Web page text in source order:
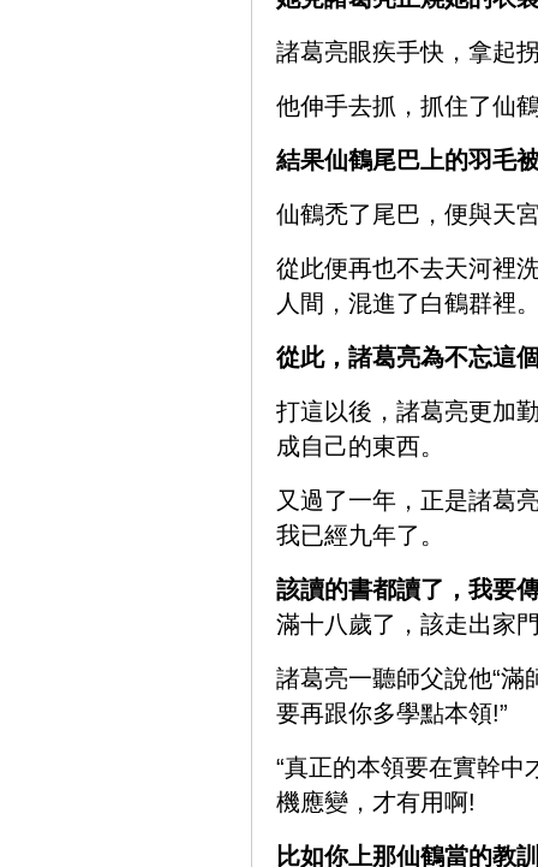
諸葛亮眼疾手快，拿起
他伸手去抓，抓住了仙
結果仙鶴尾巴上的羽毛
仙鶴禿了尾巴，便與天
從此便再也不去天河裡
人間，混進了白鶴群裡
從此，諸葛亮為不忘這
打這以後，諸葛亮更加
成自己的東西。
又過了一年，正是諸葛
我已經九年了。
該讀的書都讀了，我要
滿十八歲了，該走出家
諸葛亮一聽師父說他“滿
要再跟你多學點本領!”
“真正的本領要在實幹
機應變，才有用啊!
比如你上那仙鶴當的教